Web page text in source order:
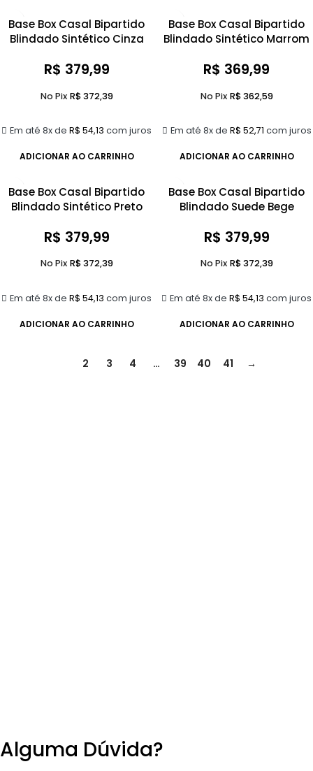
Base Box Casal Bipartido
Blindado Sintético Cinza
R$ 379,99
Em até 8x de R$ 54,13 com juros
No Pix R$372,39
ADICIONAR AO CARRINHO
Base Box Casal Bipartido
Blindado Sintético Marrom
R$ 369,99
Em até 8x de R$ 52,71 com juros
No Pix R$362,59
ADICIONAR AO CARRINHO
Base Box Casal Bipartido
Blindado Sintético Preto
R$ 379,99
Em até 8x de R$ 54,13 com juros
No Pix R$372,39
ADICIONAR AO CARRINHO
Base Box Casal Bipartido
Blindado Suede Bege
R$ 379,99
Em até 8x de R$ 54,13 com juros
No Pix R$372,39
ADICIONAR AO CARRINHO
2 3 4 … 39 40 41 →
Alguma Dúvida?